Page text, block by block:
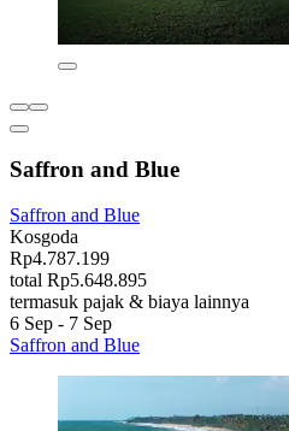
Saffron and Blue
Saffron and Blue
Kosgoda
Rp4.787.199
total Rp5.648.895
termasuk pajak & biaya lainnya
6 Sep - 7 Sep
Saffron and Blue